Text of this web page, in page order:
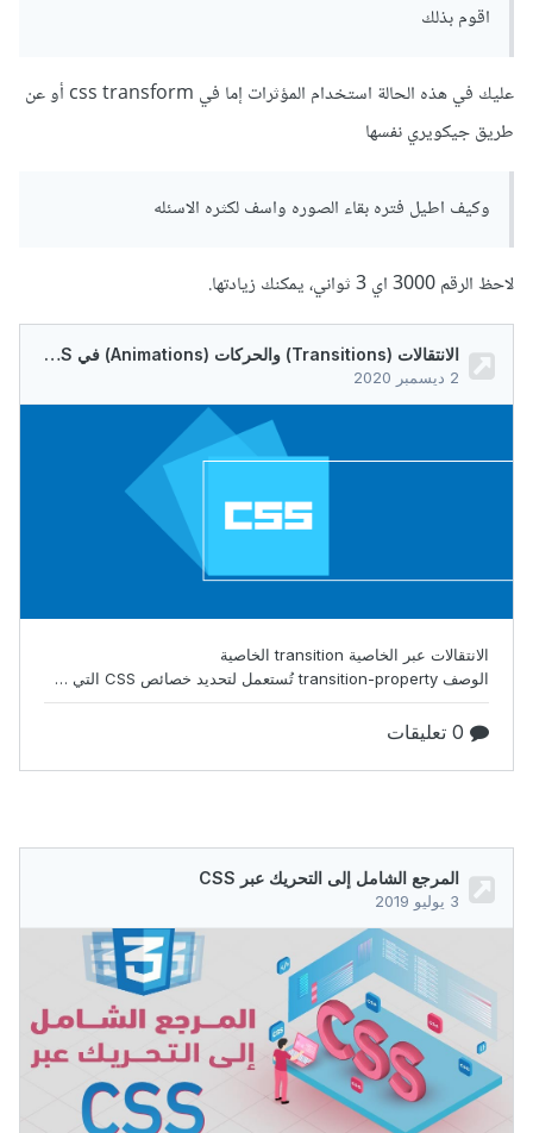
باستدعائه كل مدة زمنية (الوسيط الثاني)..
i هي متغير يحمل رقم الصورة، وعند كل تكرار (استدعاء كل
1 ثانية) سيتم جلب مسار الصورة المطلوبة (التالية) وإسنادها
الصورة، عند وصول i لآهر المصفوفة نعيدها ل 0 لأول صورة
اقوم بذلك
عليك في هذه الحالة استخدام المؤثرات إما في css transform أو عن
طريق جيكويري نفسها
وكيف اطيل فتره بقاء الصوره واسف لكثره الاسئله
لاحظ الرقم 3000 اي 3 ثواني، يمكنك زيادتها.